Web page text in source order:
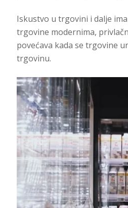
Iskustvo u trgovini i dalje
trgovine modernima,
povećava kada se trgovine
trgovinu.